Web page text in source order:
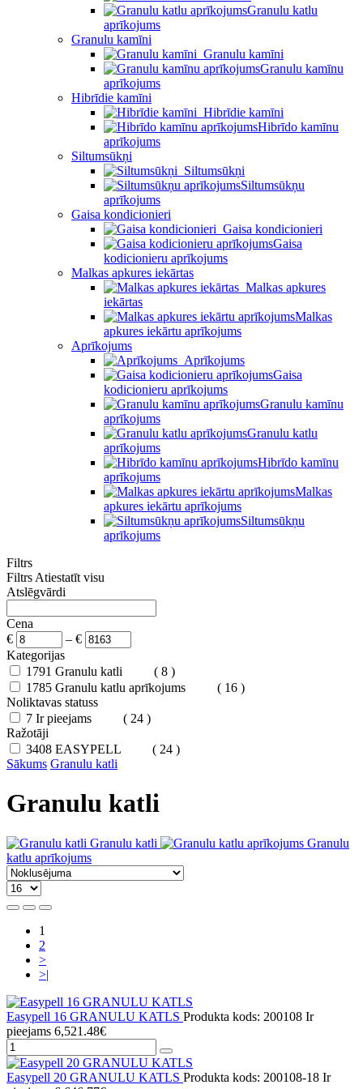
Granulu katlu
aprīkojums
Granulu kamīni
Granulu kamīni
Granulu kamīnu
aprīkojums
Hibrīdie kamīni
Hibrīdie kamīni
Hibrīdo kamīnu
aprīkojums
Siltumsūkņi
Siltumsūkņi
Siltumsūkņu
aprīkojums
Gaisa kondicionieri
Gaisa kondicionieri
Gaisa
kodicionieru aprīkojums
Malkas apkures iekārtas
Malkas apkures
iekārtas
Malkas
apkures iekārtu aprīkojums
Aprīkojums
Aprīkojums
Gaisa
kodicionieru aprīkojums
Granulu kamīnu
aprīkojums
Granulu katlu
aprīkojums
Hibrīdo kamīnu
aprīkojums
Malkas
apkures iekārtu aprīkojums
Siltumsūkņu
aprīkojums
Filtrs
Filtrs Atiestatīt visu
Atslēgvārdi
Cena
€
– €
Kategorijas
1791 Granulu katli
( 8 )
1785 Granulu katlu aprīkojums
( 16 )
Noliktavas statuss
7 Ir pieejams
( 24 )
Ražotāji
3408 EASYPELL
( 24 )
Sākums Granulu katli
Granulu katli
Granulu katli
Granulu
katlu aprīkojums
1
2
>
>|
Easypell 16 GRANULU KATLS Produkta kods: 200108 Ir
pieejams 6,521.48€
Easypell 20 GRANULU KATLS Produkta kods: 200108-18 Ir